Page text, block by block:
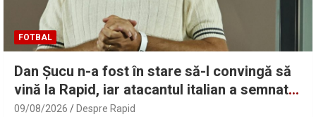
FOTBAL
Dan Șucu n-a fost în stare să-l convingă să
vină la Rapid, iar atacantul italian a semnat
cu un club modest
09/08/2026 Despre Rapid